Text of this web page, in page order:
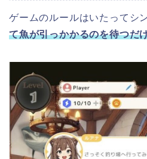
ゲームのルールはいたってシ
て魚が引っかかるのを待つだ